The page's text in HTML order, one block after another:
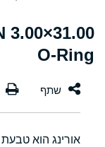
O-Ring
אורינג הוא